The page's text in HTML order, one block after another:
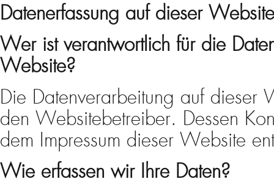
Datenerfassung auf dieser Website
Wer ist verantwortlich für die
Website?
Die Datenverarbeitung auf dieser
den Websitebetreiber. Dessen
dem Impressum dieser Website
Wie erfassen wir Ihre Daten?